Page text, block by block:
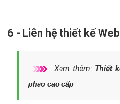
6 - Liên hệ thiết kế
Xem thêm: Thiết
phao cao cấp